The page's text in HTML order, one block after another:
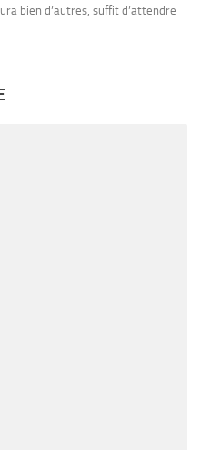
bien d’autres, suffit d’attendre